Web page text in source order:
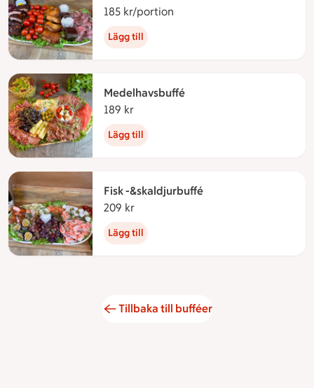
185 kr/portion
Lägg till
Medelhavsbuffé
189 kr
Lägg till
Fisk -&skaldjurbuffé
209 kr
Lägg till
Tillbaka till bufféer